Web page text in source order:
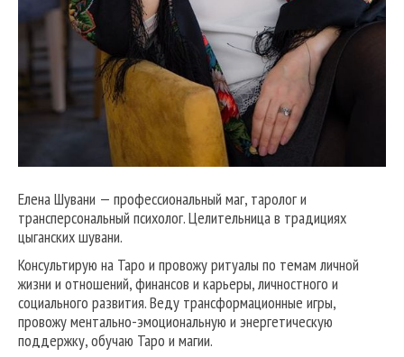
Елена Шувани — профессиональный маг, таролог и
трансперсональный психолог. Целительница в традициях
цыганских шувани.
Консультирую на Таро и провожу ритуалы по темам личной
жизни и отношений, финансов и карьеры, личностного и
социального развития. Веду трансформационные игры,
провожу ментально-эмоциональную и энергетическую
поддержку, обучаю Таро и магии.